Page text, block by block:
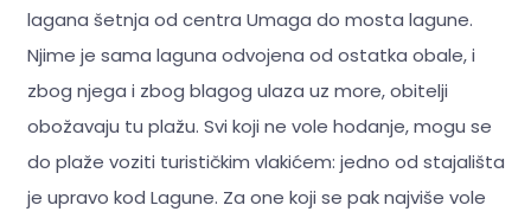
lagana šetnja od centra Umaga do mosta lagune.
Njime je sama laguna odvojena od ostatka obale, i
zbog njega i zbog blagog ulaza uz more, obitelji
obožavaju tu plažu. Svi koji ne vole hodanje, mogu se
do plaže voziti turističkim vlakićem: jedno od stajališta
je upravo kod Lagune. Za one koji se pak najviše vole